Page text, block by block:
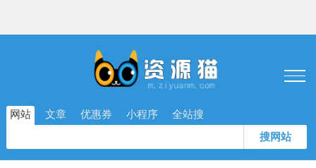
网站 文章 优惠券 小程序 全站搜
搜网站